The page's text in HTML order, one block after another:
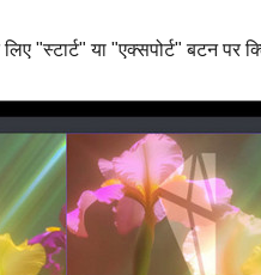
"स्टार्ट" या "एक्सपोर्ट" बटन पर